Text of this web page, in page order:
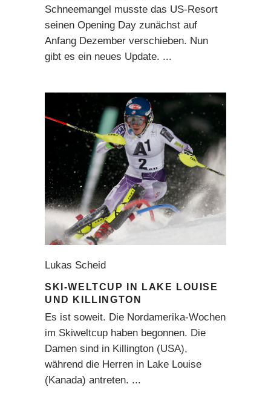
Schneemangel musste das US-Resort
seinen Opening Day zunächst auf
Anfang Dezember verschieben. Nun
gibt es ein neues Update.
Lukas Scheid
SKI-WELTCUP IN LAKE LOUISE
UND KILLINGTON
Es ist soweit. Die Nordamerika-Wochen
im Skiweltcup haben begonnen. Die
Damen sind in Killington (USA),
während die Herren in Lake Louise
(Kanada) antreten.